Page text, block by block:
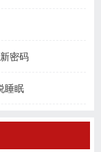
密码
睡眠